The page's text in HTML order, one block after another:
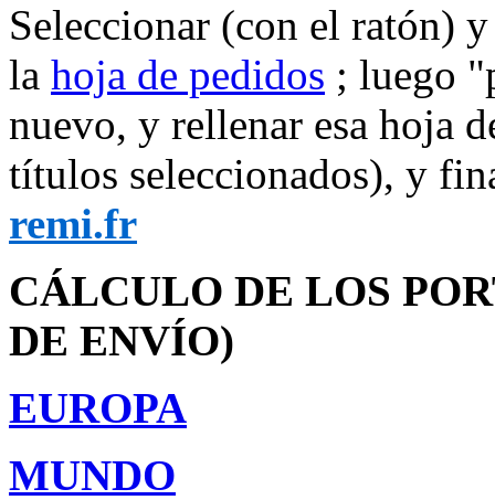
Seleccionar (con el ratón)
la hoja de pedidos ; luego
nuevo, y rellenar esa hoja
títulos seleccionados), y
remi.fr
CÁLCULO DE LOS
DE ENVÍO)
EUROPA
MUNDO